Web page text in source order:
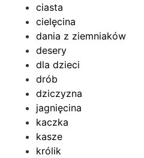
ciasta
cielęcina
dania z ziemniaków
desery
dla dzieci
drób
dziczyzna
jagnięcina
kaczka
kasze
królik